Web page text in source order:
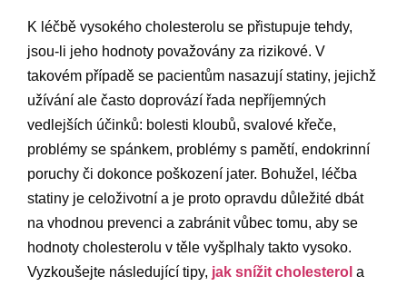
K léčbě vysokého cholesterolu se přistupuje tehdy,
jsou-li jeho hodnoty považovány za rizikové. V
takovém případě se pacientům nasazují statiny, jejichž
užívání ale často doprovází řada nepříjemných
vedlejších účinků: bolesti kloubů, svalové křeče,
problémy se spánkem, problémy s pamětí, endokrinní
poruchy či dokonce poškození jater. Bohužel, léčba
statiny je celoživotní a je proto opravdu důležité dbát
na vhodnou prevenci a zabránit vůbec tomu, aby se
hodnoty cholesterolu v těle vyšplhaly takto vysoko.
Vyzkoušejte následující tipy, jak snížit cholesterol a